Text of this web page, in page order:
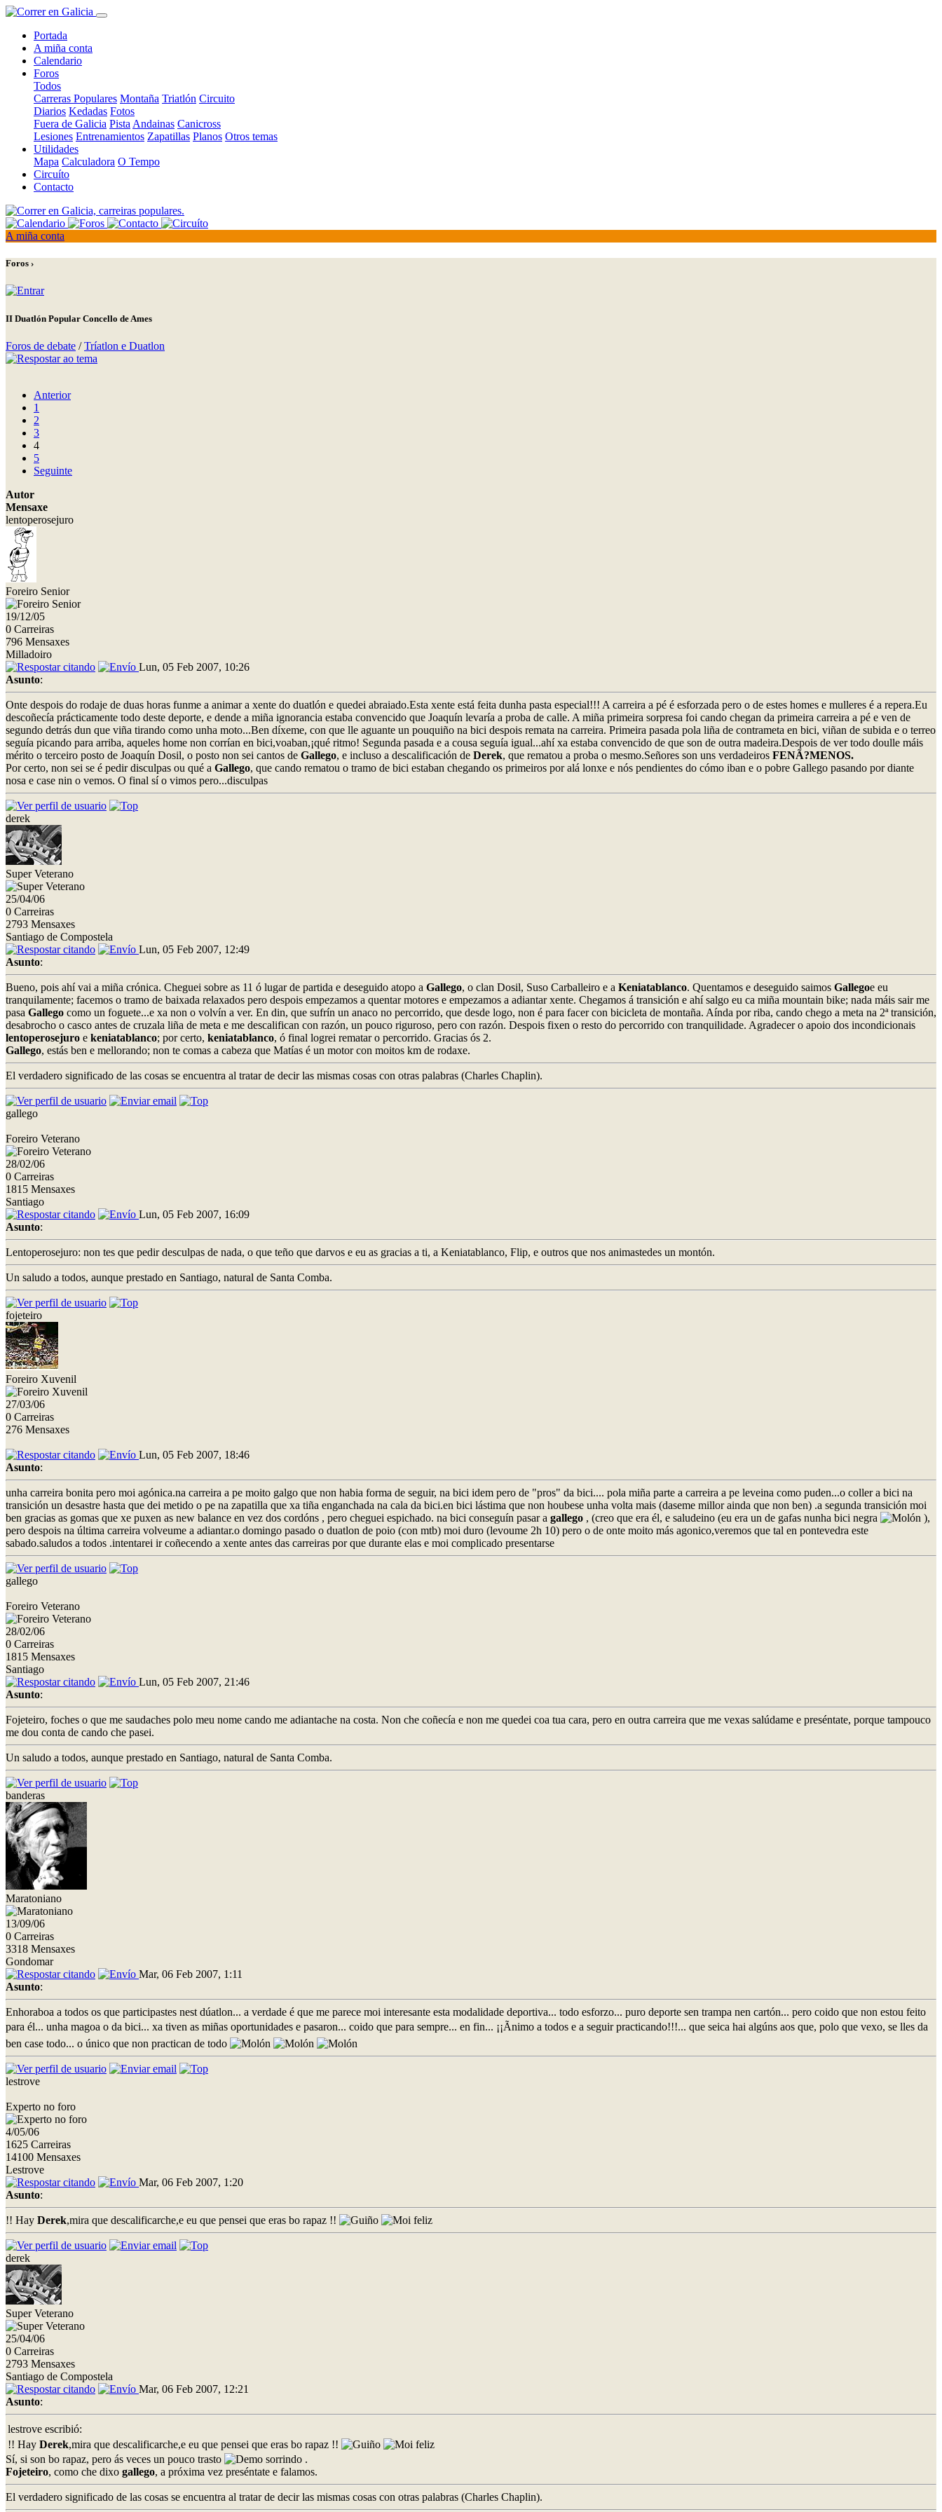
Portada
A miña conta
Calendario
Foros
Todos
Carreras Populares Montaña Triatlón Circuito
Diarios Kedadas Fotos
Fuera de Galicia Pista Andainas Canicross
Lesiones Entrenamientos Zapatillas Planos Otros temas
Utilidades
Mapa Calculadora O Tempo
Circuíto
Contacto
A miña conta
Foros ›
II Duatlón Popular Concello de Ames
Foros de debate /Tríatlon e Duatlon
Anterior
1
2
3
4
5
Seguinte
Autor
Mensaxe
lentoperosejuro
Foreiro Senior
19/12/05
0 Carreiras
796 Mensaxes
Milladoiro
Lun, 05 Feb 2007, 10:26
Asunto:
Onte despois do rodaje de duas horas funme a animar a xente do duatlón e quedei abraiado.Esta xente está feita dunha pasta especial!!! A carreira a pé é esforzada pero o de estes homes e mulleres é a repera.Eu
descoñecía prácticamente todo deste deporte, e dende a miña ignorancia estaba convencido que Joaquín levaría a proba de calle. A miña primeira sorpresa foi cando chegan da primeira carreira a pé e ven de
segundo detrás dun que viña tirando como unha moto...Ben díxeme, con que lle aguante un pouquiño na bici despois remata na carreira. Primeira pasada pola liña de contrameta en bici, viñan de subida e o terreo
seguía picando para arriba, aqueles home non corrían en bici,voaban,¡qué ritmo! Segunda pasada e a cousa seguía igual...ahí xa estaba convencido de que son de outra madeira.Despois de ver todo doulle máis
mérito o terceiro posto de Joaquín Dosil, o posto non sei cantos de Gallego, e incluso a descalificación de Derek, que rematou a proba o mesmo.Señores son uns verdadeiros FENÃ?MENOS.
Por certo, non sei se é pedir disculpas ou qué a Gallego, que cando rematou o tramo de bici estaban chegando os primeiros por alá lonxe e nós pendientes do cómo iban e o pobre Gallego pasando por diante
nosa e case nin o vemos. O final sí o vimos pero...disculpas
derek
Super Veterano
25/04/06
0 Carreiras
2793 Mensaxes
Santiago de Compostela
Lun, 05 Feb 2007, 12:49
Asunto:
Bueno, pois ahí vai a miña crónica. Cheguei sobre as 11 ó lugar de partida e deseguido atopo a Gallego, o clan Dosil, Suso Carballeiro e a Keniatablanco. Quentamos e deseguido saimos Gallegoe eu
tranquilamente; facemos o tramo de baixada relaxados pero despois empezamos a quentar motores e empezamos a adiantar xente. Chegamos á transición e ahí salgo eu ca miña mountain bike; nada máis sair me
pasa Gallego como un foguete...e xa non o volvín a ver. En din, que sufrín un anaco no percorrido, que desde logo, non é para facer con bicicleta de montaña. Aínda por riba, cando chego a meta na 2ª transición,
desabrocho o casco antes de cruzala liña de meta e me descalifican con razón, un pouco riguroso, pero con razón. Despois fixen o resto do percorrido con tranquilidade. Agradecer o apoio dos incondicionais
lentoperosejuro e keniatablanco; por certo, keniatablanco, ó final logrei rematar o percorrido. Gracias ós 2.
Gallego, estás ben e mellorando; non te comas a cabeza que Matías é un motor con moitos km de rodaxe.
El verdadero significado de las cosas se encuentra al tratar de decir las mismas cosas con otras palabras (Charles Chaplin).
gallego
Foreiro Veterano
28/02/06
0 Carreiras
1815 Mensaxes
Santiago
Lun, 05 Feb 2007, 16:09
Asunto:
Lentoperosejuro: non tes que pedir desculpas de nada, o que teño que darvos e eu as gracias a ti, a Keniatablanco, Flip, e outros que nos animastedes un montón.
Un saludo a todos, aunque prestado en Santiago, natural de Santa Comba.
fojeteiro
Foreiro Xuvenil
27/03/06
0 Carreiras
276 Mensaxes
Lun, 05 Feb 2007, 18:46
Asunto:
unha carreira bonita pero moi agónica.na carreira a pe moito galgo que non habia forma de seguir, na bici idem pero de "pros" da bici.... pola miña parte a carreira a pe leveina como puden...o coller a bici na
transición un desastre hasta que dei metido o pe na zapatilla que xa tiña enganchada na cala da bici.en bici lástima que non houbese unha volta mais (daseme millor ainda que non ben) .a segunda transición moi
ben gracias as gomas que xe puxen as new balance en vez dos cordóns , pero cheguei espichado. na bici conseguín pasar a gallego , (creo que era él, e saludeino (eu era un de gafas nunha bici negra
),
pero despois na última carreira volveume a adiantar.o domingo pasado o duatlon de poio (con mtb) moi duro (levoume 2h 10) pero o de onte moito más agonico,veremos que tal en pontevedra este
sabado.saludos a todos .intentarei ir coñecendo a xente antes das carreiras por que durante elas e moi complicado presentarse
gallego
Foreiro Veterano
28/02/06
0 Carreiras
1815 Mensaxes
Santiago
Lun, 05 Feb 2007, 21:46
Asunto:
Fojeteiro, foches o que me saudaches polo meu nome cando me adiantache na costa. Non che coñecía e non me quedei coa tua cara, pero en outra carreira que me vexas salúdame e preséntate, porque tampouco
me dou conta de cando che pasei.
Un saludo a todos, aunque prestado en Santiago, natural de Santa Comba.
banderas
Maratoniano
13/09/06
0 Carreiras
3318 Mensaxes
Gondomar
Mar, 06 Feb 2007, 1:11
Asunto:
Enhoraboa a todos os que participastes nest dúatlon... a verdade é que me parece moi interesante esta modalidade deportiva... todo esforzo... puro deporte sen trampa nen cartón... pero coido que non estou feito
para él... unha magoa o da bici... xa tiven as miñas oportunidades e pasaron... coido que para sempre... en fin... ¡¡Ãnimo a todos e a seguir practicando!!!... que seica hai algúns aos que, polo que vexo, se lles da
ben case todo... o único que non practican de todo
lestrove
Experto no foro
4/05/06
1625 Carreiras
14100 Mensaxes
Lestrove
Mar, 06 Feb 2007, 1:20
Asunto:
!! Hay Derek,mira que descalificarche,e eu que pensei que eras bo rapaz !!
derek
Super Veterano
25/04/06
0 Carreiras
2793 Mensaxes
Santiago de Compostela
Mar, 06 Feb 2007, 12:21
Asunto:
lestrove escribió:
!! Hay Derek,mira que descalificarche,e eu que pensei que eras bo rapaz !!
Sí, si son bo rapaz, pero ás veces un pouco trasto
.
Fojeteiro, como che dixo gallego, a próxima vez preséntate e falamos.
El verdadero significado de las cosas se encuentra al tratar de decir las mismas cosas con otras palabras (Charles Chaplin).